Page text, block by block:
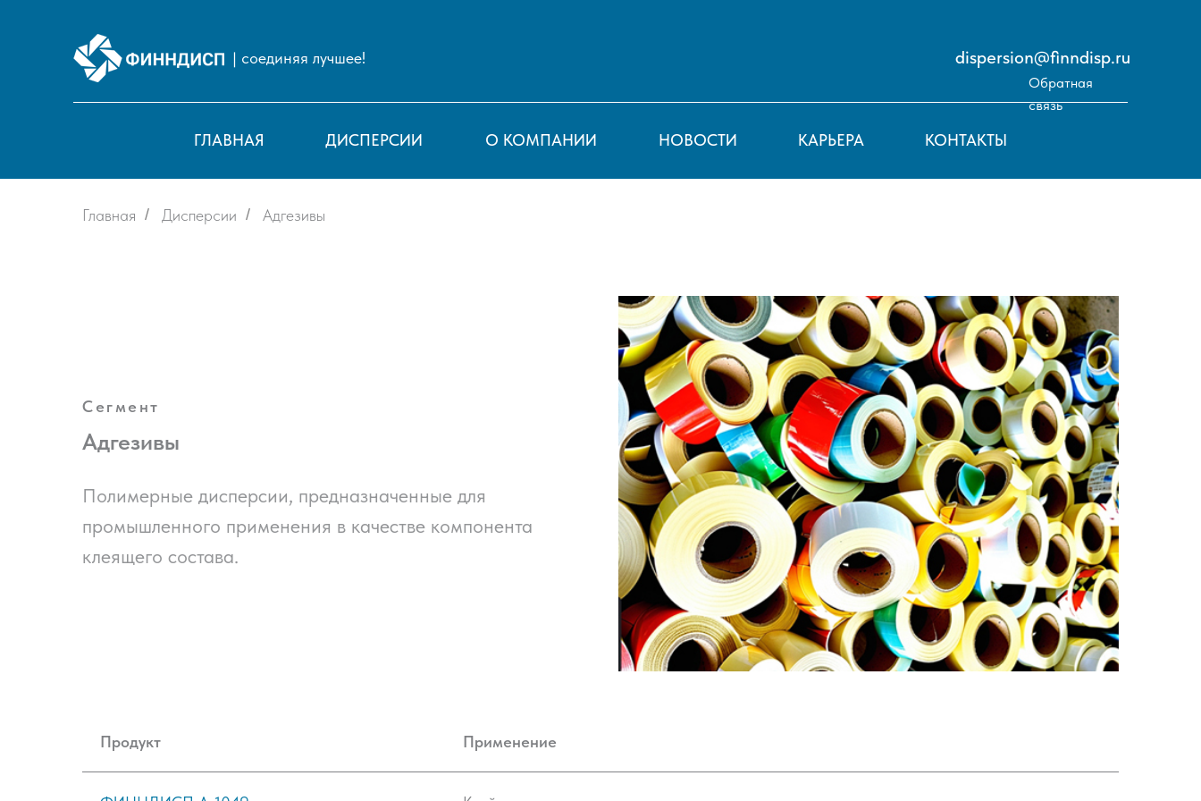
КОНТАКТЫ
КАРЬЕРА
НОВОСТИ
О КОМПАНИИ
ДИСПЕРСИИ
ГЛАВНАЯ
dispersion@finndisp.ru
| соединяя лучшее!
Обратная
связь
Главная / Дисперсии / Адгезивы
Сегмент
Адгезивы
Полимерные дисперсии, предназначенные для
промышленного применения в качестве компонента
клеящего состава.
Продукт Применение